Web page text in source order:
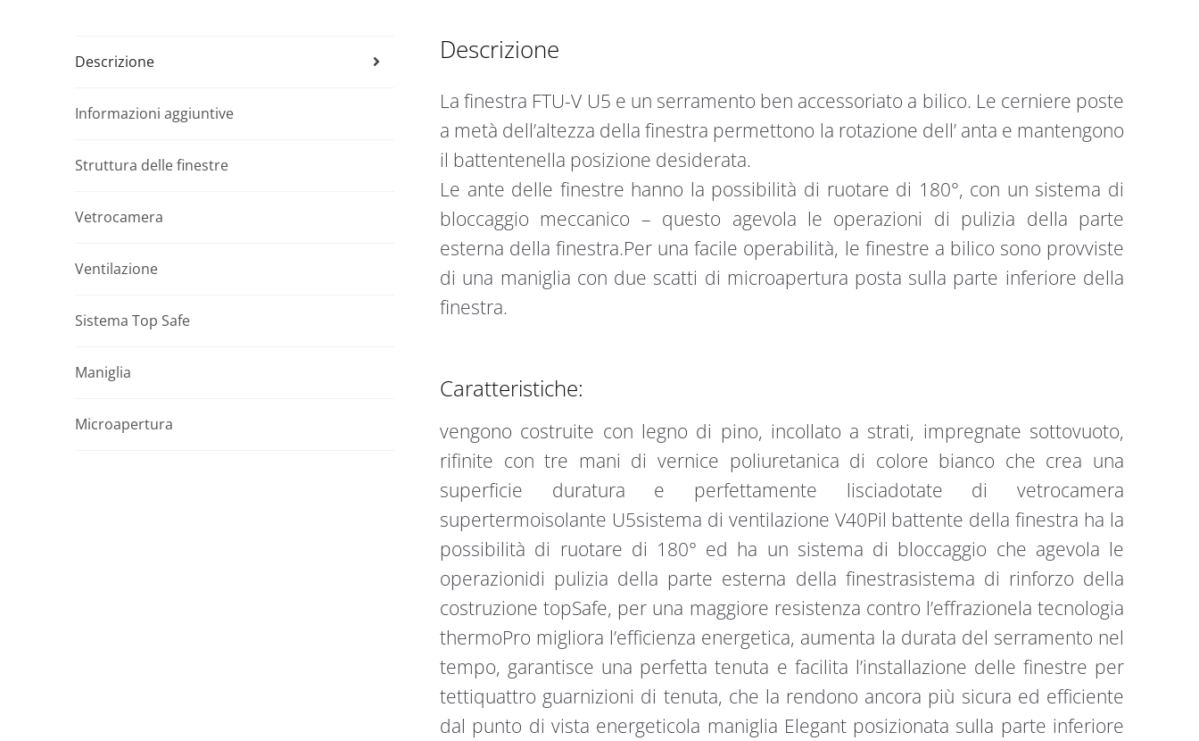
U4
x
98
quantità
e
:
Descrizione
Informazioni aggiuntive
Struttura delle finestre
Vetrocamera
Ventilazione
Sistema Top Safe
Maniglia
Microapertura
Descrizione
La finestra FTU-V U5 e un serramento ben accessoriato a bilico. Le cerniere poste
a metà dell’altezza della finestra permettono la rotazione dell’ anta e mantengono
il battentenella posizione desiderata.
Le ante delle finestre hanno la possibilità di ruotare di 180°, con un sistema di
bloccaggio meccanico – questo agevola le operazioni di pulizia della parte
esterna della finestra.Per una facile operabilità, le finestre a bilico sono provviste
di una maniglia con due scatti di microapertura posta sulla parte inferiore della
finestra.
Caratteristiche:
vengono costruite con legno di pino, incollato a strati, impregnate sottovuoto,
rifinite con tre mani di vernice poliuretanica di colore bianco che crea una
superficie duratura e perfettamente lisciadotate di vetrocamera
supertermoisolante U5sistema di ventilazione V40Pil battente della finestra ha la
possibilità di ruotare di 180° ed ha un sistema di bloccaggio che agevola le
operazionidi pulizia della parte esterna della finestrasistema di rinforzo della
costruzione topSafe, per una maggiore resistenza contro l’effrazionela tecnologia
thermoPro migliora l’efficienza energetica, aumenta la durata del serramento nel
tempo, garantisce una perfetta tenuta e facilita l’installazione delle finestre per
tettiquattro guarnizioni di tenuta, che la rendono ancora più sicura ed efficiente
dal punto di vista energeticola maniglia Elegant posizionata sulla parte inferiore